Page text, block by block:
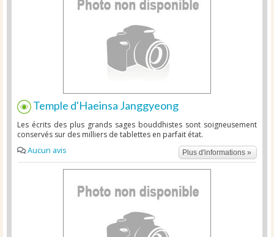
Temple d'Haeinsa Janggyeong
Les écrits des plus grands sages bouddhistes sont soigneusement
conservés sur des milliers de tablettes en parfait état.
Plus d'informations »
Aucun avis